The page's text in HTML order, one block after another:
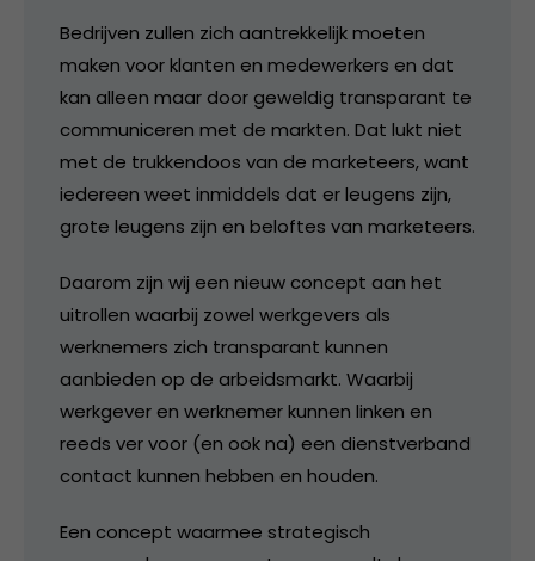
Bedrijven zullen zich aantrekkelijk moeten
maken voor klanten en medewerkers en dat
kan alleen maar door geweldig transparant te
communiceren met de markten. Dat lukt niet
met de trukkendoos van de marketeers, want
iedereen weet inmiddels dat er leugens zijn,
grote leugens zijn en beloftes van marketeers.
Daarom zijn wij een nieuw concept aan het
uitrollen waarbij zowel werkgevers als
werknemers zich transparant kunnen
aanbieden op de arbeidsmarkt. Waarbij
werkgever en werknemer kunnen linken en
reeds ver voor (en ook na) een dienstverband
contact kunnen hebben en houden.
Een concept waarmee strategisch